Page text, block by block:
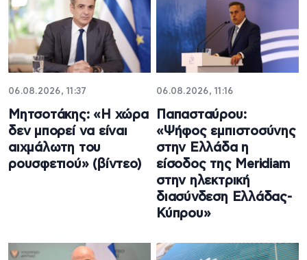
06.08.2026, 11:37
Μητσοτάκης: «Η χώρα
δεν μπορεί να είναι
αιχμάλωτη του
ρουσφετιού» (βίντεο)
06.08.2026, 11:16
Παπασταύρου:
«Ψήφος εμπιστοσύνης
στην Ελλάδα η
είσοδος της Meridiam
στην ηλεκτρική
διασύνδεση Ελλάδας-
Κύπρου»